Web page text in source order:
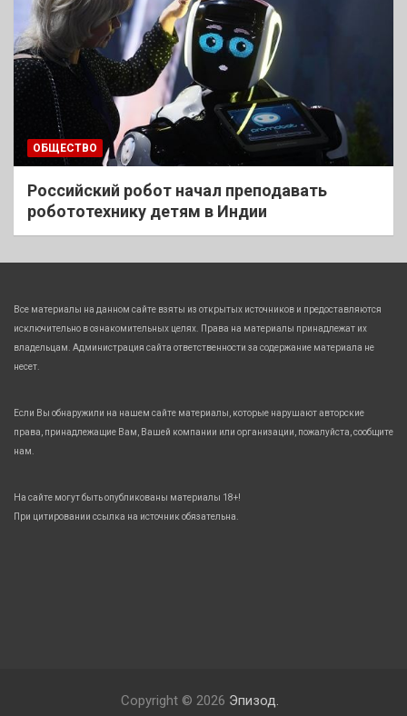
ОБЩЕСТВО
Российский робот начал преподавать
робототехнику детям в Индии
Все материалы на данном сайте взяты из открытых источников и предоставляются
исключительно в ознакомительных целях. Права на материалы принадлежат их
владельцам. Администрация сайта ответственности за содержание материала не
несет.
Если Вы обнаружили на нашем сайте материалы, которые нарушают авторские
права, принадлежащие Вам, Вашей компании или организации, пожалуйста, сообщите
нам.
На сайте могут быть опубликованы материалы 18+!
При цитировании ссылка на источник обязательна.
Copyright © 2026 Эпизод.